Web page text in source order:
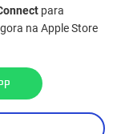
para
na Apple Store